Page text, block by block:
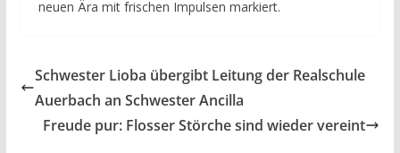
neuen Ära mit frischen Impulsen markiert.
Schwester Lioba übergibt Leitung der Realschule
Auerbach an Schwester Ancilla
Freude pur: Flosser Störche sind wieder vereint